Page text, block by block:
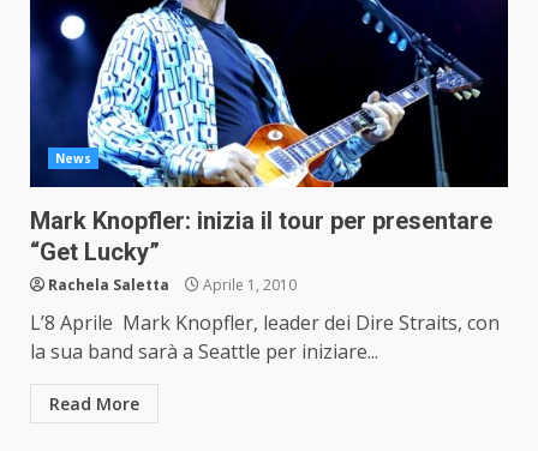
News
Mark Knopfler: inizia il tour per presentare
“Get Lucky”
Rachela Saletta Aprile 1, 2010
L’8 Aprile Mark Knopfler, leader dei Dire Straits, con
la sua band sarà a Seattle per iniziare...
Read More